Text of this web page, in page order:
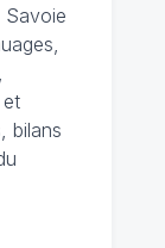
Savoie
bilans